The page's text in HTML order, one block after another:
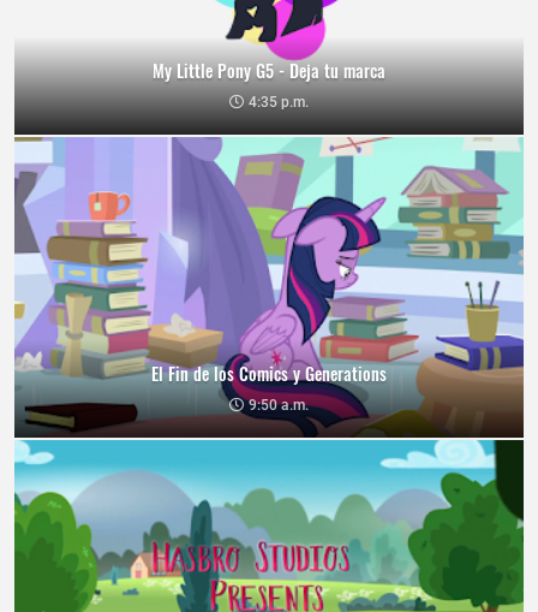
My Little Pony G5 - Deja tu marca
4:35 p.m.
El Fin de los Comics y Generations
9:50 a.m.